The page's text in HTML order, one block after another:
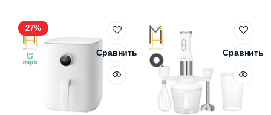
27%
Сравнить Сравнить